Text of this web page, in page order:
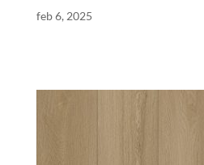
feb 6, 2025